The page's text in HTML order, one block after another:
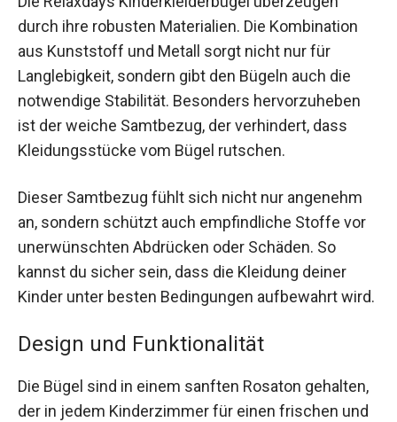
durch ihre robusten Materialien. Die Kombination
aus Kunststoff und Metall sorgt nicht nur für
Langlebigkeit, sondern gibt den Bügeln auch die
notwendige Stabilität. Besonders hervorzuheben
ist der weiche Samtbezug, der verhindert, dass
Kleidungsstücke vom Bügel rutschen.
Dieser Samtbezug fühlt sich nicht nur angenehm
an, sondern schützt auch empfindliche Stoffe vor
unerwünschten Abdrücken oder Schäden. So
kannst du sicher sein, dass die Kleidung deiner
Kinder unter besten Bedingungen aufbewahrt wird.
Design und Funktionalität
Die Bügel sind in einem sanften Rosaton gehalten,
der in jedem Kinderzimmer für einen frischen und